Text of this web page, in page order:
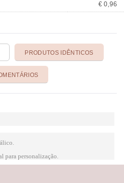
€ 0,96
PRODUTOS IDÊNTICOS
para personalização.